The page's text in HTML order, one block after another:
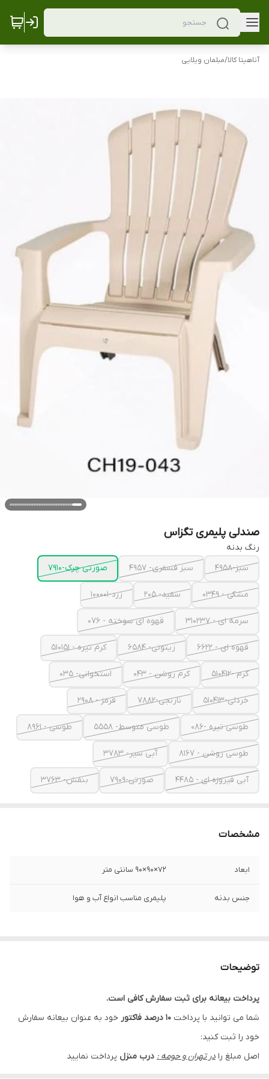
آناهیتا کالا/مبلمان ویلایی
صندلی پلیمری تگزاس
رنگ بدنه
سبز-4958
سبز فسفری- 4957 صورتی چرک-7910
مشکی - 0349 سفید- 205 زرد-100001
سرمه ای - 310237 قهوه ای سوخته - 076
قهوه ای - 6622 زیتونی- 6584 کرم تیره - 510151
کرم -510412 کرم روشن - 043 استخوانی- 035
خردلی-510413 نارنجی-7882 قرمز - 2908
طوسی تیره -086 طوسی متوسط- 5558 طوسی - 8961
طوسی روشن - 8167 آبی سیر- 3783
آبی فیروزه ای - 4485 صورتی-7909 بنفش- 3763
مشخصات
ابعاد 72×90×90 سانتی متر
جنس بدنه پلیمری مناسب انواع آب و هوا
توضیحات
پرداخت بیعانه برای ثبت سفارش کافی است.
شما می توانید با پرداخت
خود به عنوان بیعانه سفارش
خود را ثبت کنید:
اصل مبلغ را در تهران و حومه : درب منزل پرداخت نمایید